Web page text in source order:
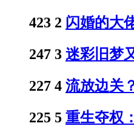
423 2 闪婚的大
247 3 迷彩旧梦
227 4 流放边关
225 5 重生夺权